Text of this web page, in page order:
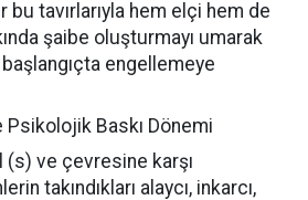
bu tavırlarıyla hem elçi hem de
şaibe oluşturmayı umarak
engellemeye
Psikolojik Baskı Dönemi
(s) ve çevresine karşı
takındıkları alaycı, inkarcı,